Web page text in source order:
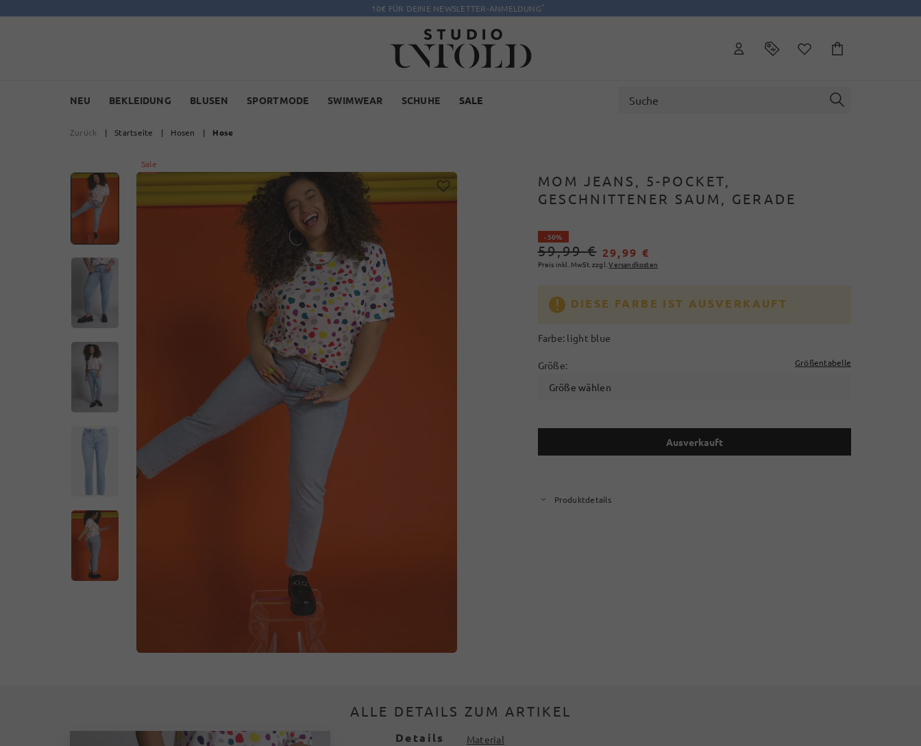
10€ FÜR DEINE NEWSLETTER-ANMELDUNG*
NEU BEKLEIDUNG BLUSEN SPORTMODE SWIMWEAR SCHUHE SALE
Zurück | Startseite | Hosen | Hose
Sale
MOM JEANS, 5-POCKET,
GESCHNITTENER SAUM, GERADE
- 50%
59,99 € 29,99 €
Preis inkl. MwSt. zzgl.Versandkosten
DIESE FARBE IST AUSVERKAUFT
Farbe: light blue
Größe: Größentabelle
Größe wählen
Ausverkauft
Produktdetails
ALLE DETAILS ZUM ARTIKEL
Details Material